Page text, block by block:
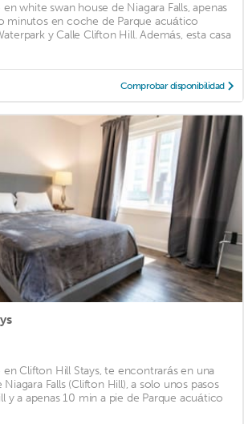
white swan house de Niagara Falls, apenas
minutos en coche de Parque acuático
y Calle Clifton Hill. Además, esta casa
Comprobar disponibilidad
en Clifton Hill Stays, te encontrarás en una
Falls (Clifton Hill), a solo unos pasos
y a apenas 10 min a pie de Parque acuático